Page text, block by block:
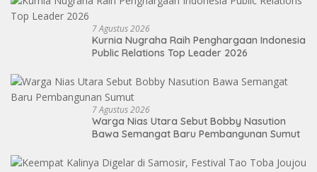
7 Agustus 2026
Kurnia Nugraha Raih Penghargaan Indonesia
Public Relations Top Leader 2026
7 Agustus 2026
Warga Nias Utara Sebut Bobby Nasution
Bawa Semangat Baru Pembangunan Sumut